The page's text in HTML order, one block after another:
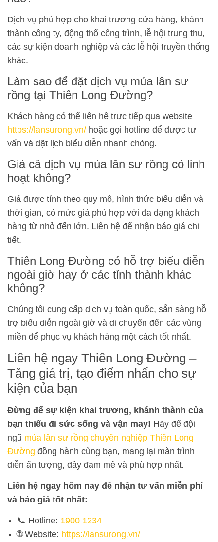
Dịch vụ phù hợp cho khai trương cửa hàng, khánh
thành công ty, động thổ công trình, lễ hội trung thu,
các sự kiện doanh nghiệp và các lễ hội truyền thống
khác.
Làm sao để đặt dịch vụ múa lân sư
rồng tại Thiên Long Đường?
Khách hàng có thể liên hệ trực tiếp qua website
https://lansurong.vn/ hoặc gọi hotline để được tư
vấn và đặt lịch biểu diễn nhanh chóng.
Giá cả dịch vụ múa lân sư rồng có linh
hoạt không?
Giá được tính theo quy mô, hình thức biểu diễn và
thời gian, có mức giá phù hợp với đa dạng khách
hàng từ nhỏ đến lớn. Liên hệ để nhận báo giá chi
tiết.
Thiên Long Đường có hỗ trợ biểu diễn
ngoài giờ hay ở các tỉnh thành khác
không?
Chúng tôi cung cấp dịch vụ toàn quốc, sẵn sàng hỗ
trợ biểu diễn ngoài giờ và di chuyển đến các vùng
miền để phục vụ khách hàng một cách tốt nhất.
Liên hệ ngay Thiên Long Đường –
Tăng giá trị, tạo điểm nhấn cho sự
kiện của bạn
Đừng để sự kiện khai trương, khánh thành của
bạn thiếu đi sức sống và vận may! Hãy để đội
ngũ múa lân sư rồng chuyên nghiệp Thiên Long
Đường đồng hành cùng bạn, mang lại màn trình
diễn ấn tượng, đầy đam mê và phù hợp nhất.
Liên hệ ngay hôm nay để nhận tư vấn miễn phí
và báo giá tốt nhất:
📞 Hotline: 1900 1234
🌐 Website: https://lansurong.vn/